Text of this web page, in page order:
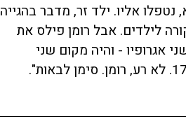
y
V
n
נטפלו אליו. ילד זר, מדבר בהגייה
לילדים. אבל רומן פילס את
אגרופיו - והיה מקום שני